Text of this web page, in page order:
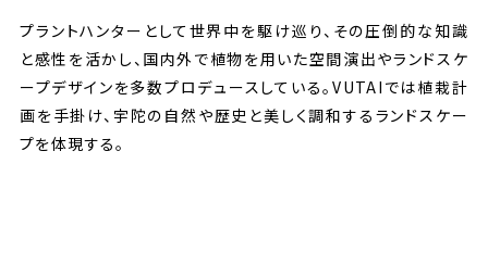
プラントハンターとして世界中を駆け巡り、その圧倒的な知識
と感性を活かし、国内外で植物を用いた空間演出やランドスケ
ープデザインを多数プロデュースしている。VUTAIでは植栽計
画を手掛け、宇陀の自然や歴史と美しく調和するランドスケー
プを体現する。